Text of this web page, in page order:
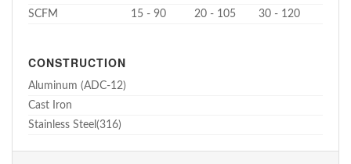
SCFM
15 - 90 20 - 105 30 - 120
CONSTRUCTION
Aluminum (ADC-12)
Cast Iron
Stainless Steel(316)